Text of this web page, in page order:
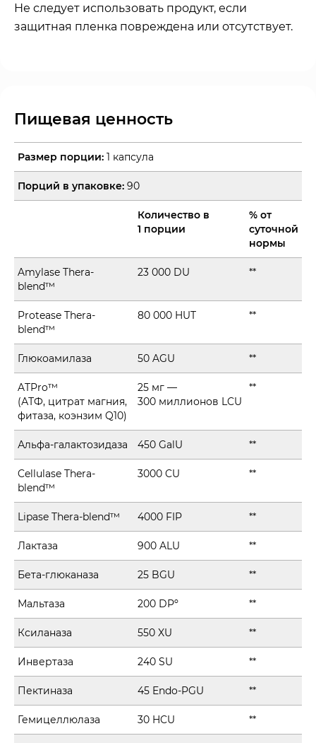
Не следует использовать продукт, если
защитная пленка повреждена или отсутствует.
Пищевая ценность
Размер порции: 1 капсула
Порций в упаковке: 90
Количество в
1 порции
% от
суточной
нормы
Amylase Thera-
blend™
23 000 DU **
Protease Thera-
blend™
80 000 HUT **
Глюкоамилаза 50 AGU **
ATPro™
(АТФ, цитрат магния,
фитаза, коэнзим Q10)
25 мг —
300 миллионов LCU
**
Альфа-галактозидаза 450 GalU **
Cellulase Thera-
blend™
3000 CU **
Lipase Thera-blend™ 4000 FIP **
Лактаза 900 ALU **
Бета-глюканаза 25 BGU **
Мальтаза 200 DPº **
Ксиланаза 550 XU **
Инвертаза 240 SU **
Пектиназа 45 Endo-PGU **
Гемицеллюлаза 30 HCU **